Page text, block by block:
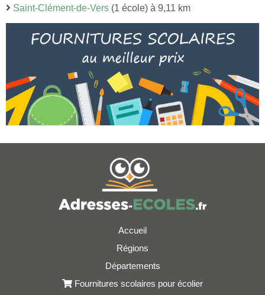
Saint-Clément-de-Vers (1 école) à 9,11 km
Accueil
Régions
Départements
Fournitures scolaires pour écolier